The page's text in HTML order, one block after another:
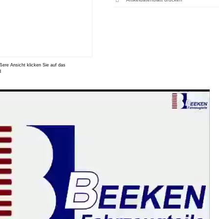
Ansicht klicken Sie auf das